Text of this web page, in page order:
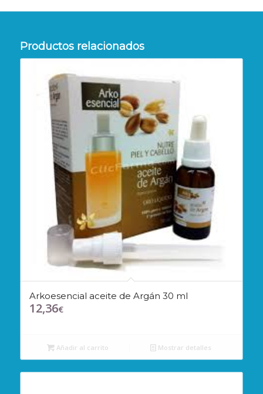
Productos relacionados
Arkoesencial aceite de Argán 30 ml
12,36€
Añadir al carrito Mostrar detalles